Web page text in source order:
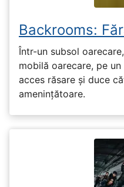
Backrooms:
Într-un subsol
mobilă oarecare, pe
acces răsare și duce
amenințătoare.